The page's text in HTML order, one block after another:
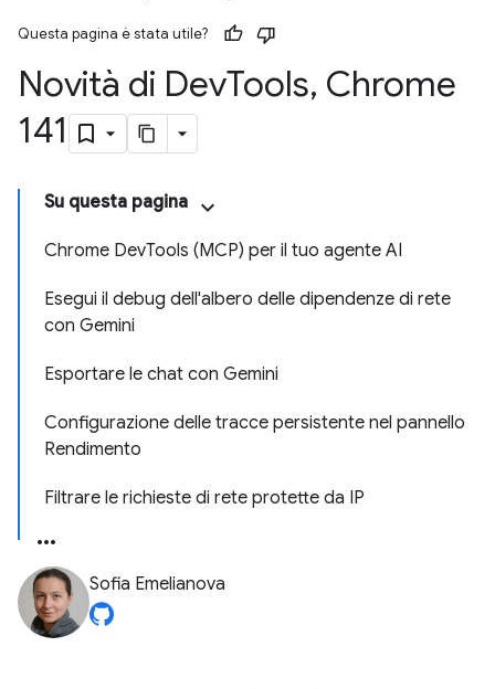
Questa pagina è stata utile?
Novità di DevTools, Chrome
141
Su questa pagina
Chrome DevTools (MCP) per il tuo agente AI
Esegui il debug dell'albero delle dipendenze di rete
con Gemini
Esportare le chat con Gemini
Configurazione delle tracce persistente nel pannello
Rendimento
Filtrare le richieste di rete protette da IP
Sofia Emelianova